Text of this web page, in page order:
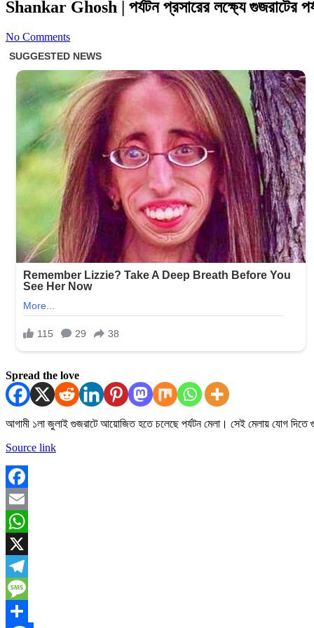
Shankar Ghosh | পর্যটন প্রসারের লক্ষ্যে গুজরাটের
No Comments
Spread the love
আগামী ১লা জুলাই গুজরাটে আয়োজিত হতে চলেছে পর্যটন মেলা। সেই মেলায় যোগ দিতে
Source link
Facebook
Email
WhatsApp
X
Telegram
Message